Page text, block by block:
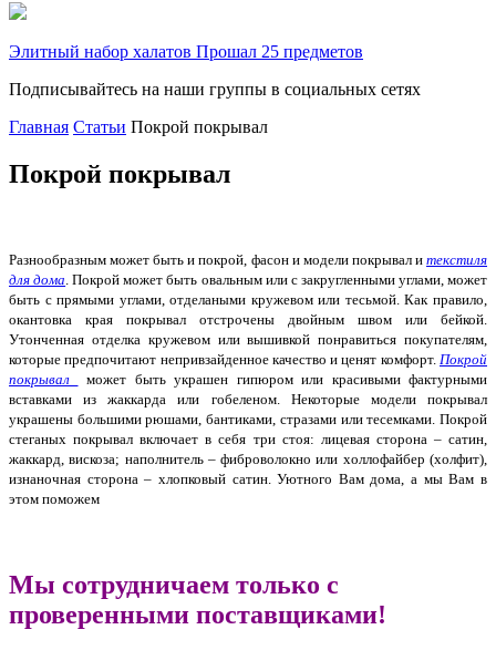
Элитный набор халатов Прошал 25 предметов
Подписывайтесь на наши группы в социальных сетях
Главная Статьи Покрой покрывал
Покрой покрывал
Разнообразным может быть и покрой, фасон и модели покрывал и текстиля
для дома . Покрой может быть овальным или с закругленными углами, может
быть с прямыми углами, отделаными кружевом или тесьмой. Как правило,
окантовка края покрывал отстрочены двойным швом или бейкой.
Утонченная отделка кружевом или вышивкой понравиться покупателям,
которые предпочитают непривзайденное качество и ценят комфорт. Покрой
покрывал
может быть украшен гипюром или красивыми фактурными
вставками из жаккарда или гобеленом. Некоторые модели покрывал
украшены большими рюшами, бантиками, стразами или тесемками. Покрой
стеганых покрывал включает в себя три стоя: лицевая сторона – сатин,
жаккард, вискоза; наполнитель – фиброволокно или холлофайбер (холфит),
изнаночная сторона – хлопковый сатин. Уютного Вам дома, а мы Вам в
этом поможем
Мы сотрудничаем только с
проверенными поставщиками!